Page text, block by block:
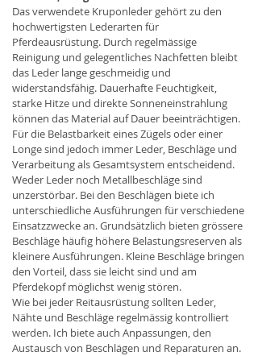
Das verwendete Kruponleder gehört zu den
hochwertigsten Lederarten für
Pferdeausrüstung. Durch regelmässige
Reinigung und gelegentliches Nachfetten bleibt
das Leder lange geschmeidig und
widerstandsfähig. Dauerhafte Feuchtigkeit,
starke Hitze und direkte Sonneneinstrahlung
können das Material auf Dauer beeinträchtigen.
Für die Belastbarkeit eines Zügels oder einer
Longe sind jedoch immer Leder, Beschläge und
Verarbeitung als Gesamtsystem entscheidend.
Weder Leder noch Metallbeschläge sind
unzerstörbar. Bei den Beschlägen biete ich
unterschiedliche Ausführungen für verschiedene
Einsatzzwecke an. Grundsätzlich bieten grössere
Beschläge häufig höhere Belastungsreserven als
kleinere Ausführungen. Kleine Beschläge bringen
den Vorteil, dass sie leicht sind und am
Pferdekopf möglichst wenig stören.
Wie bei jeder Reitausrüstung sollten Leder,
Nähte und Beschläge regelmässig kontrolliert
werden. Ich biete auch Anpassungen, den
Austausch von Beschlägen und Reparaturen an.